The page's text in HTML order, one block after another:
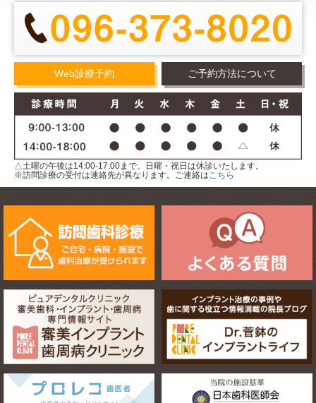
Web診療予約 ご予約方法について
△土曜の午後は14:00-17:00まで。日曜・祝日は休診いたします。
※訪問診療の受付は連絡先が異なります。ご連絡はこちら